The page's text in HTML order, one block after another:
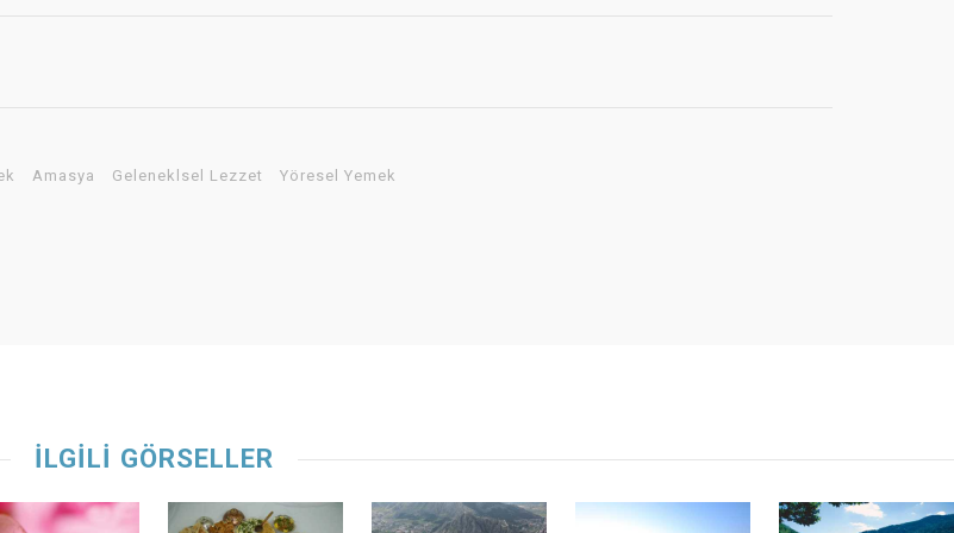
Amasya Geleneklsel Lezzet Yöresel Yemek
İLGİLİ GÖRSELLER